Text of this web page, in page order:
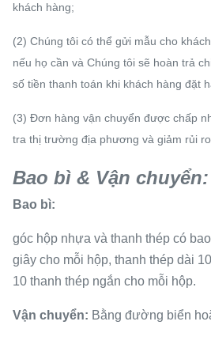
khách hàng;
(2) Chúng tôi có thể gửi mẫu cho
nếu họ cần và Chúng tôi sẽ hoàn trả
số tiền thanh toán khi khách hàng đặt
(3) Đơn hàng vận chuyển được chấp
tra thị trường địa phương và giảm rủi ro.
Bao bì & Vận chuyển:
Bao bì:
góc hộp nhựa và thanh thép có
giây cho mỗi hộp, thanh thép dài
10 thanh thép ngắn cho mỗi hộp.
Vận chuyển: Bằng đường biển